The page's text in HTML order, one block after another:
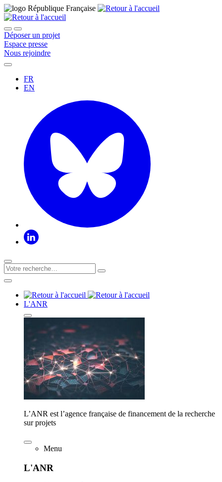
Déposer un projet
Espace presse
Nous rejoindre
FR
EN
L'ANR
L’ANR est l’agence française de financement de la recherche
sur projets
Menu
L'ANR